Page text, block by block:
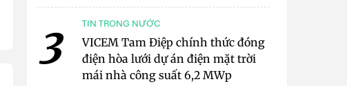
3 TIN TRONG NƯỚC
VICEM Tam Điệp chính thức đóng
điện hòa lưới dự án điện mặt trời
mái nhà công suất 6,2 MWp